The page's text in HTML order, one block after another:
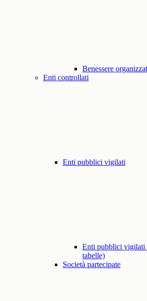
Benessere
Enti controllati
Enti pubblici vigilati
Enti pubblici vigilati
tabelle)
Società partecipate